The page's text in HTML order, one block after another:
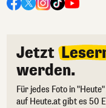
Jetzt
werden.
Für jedes Foto in
auf Heute.at gibt es 50